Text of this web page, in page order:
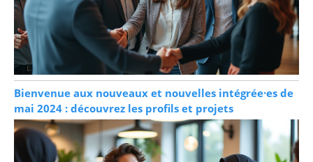
Bienvenue aux nouveaux et nouvelles intégrée·es de
mai 2024 : découvrez les profils et projets